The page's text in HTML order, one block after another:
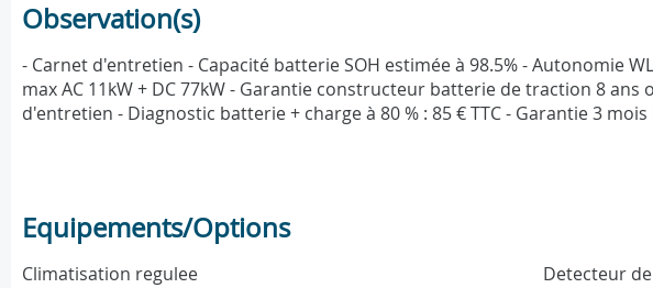
Observation(s)
- Carnet d'entretien - Capacité batterie SOH estimée à 98.5% - Autonomie
max AC 11kW + DC 77kW - Garantie constructeur batterie de traction 8
d'entretien - Diagnostic batterie + charge à 80 % : 85 € TTC - Garantie 3
Equipements/Options
Climatisation regulee
Detecteur